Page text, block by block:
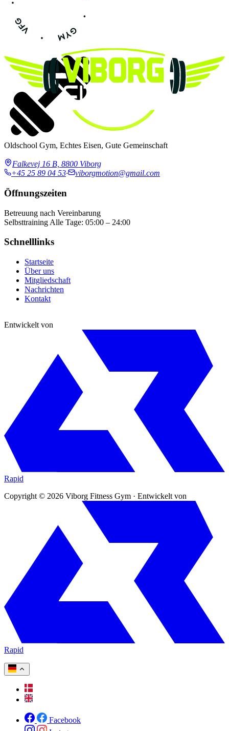
•
GYM
•
VFG
•
Oldschool Gym, Echtes Eisen, Gute Gemeinschaft
Falkevej 16 B, 8800 Viborg
+45 25 89 04 53· viborgmotion@gmail.com
Öffnungszeiten
Betreuung nach Vereinbarung
Selbsttraining Alle Tage: 05:00 – 24:00
Schnelllinks
Startseite
Über uns
Mitgliedschaft
Nachrichten
Kontakt
Entwickelt von
Rapid
Copyright © 2026 Viborg Fitness Gym · Entwickelt von
Rapid
Facebook